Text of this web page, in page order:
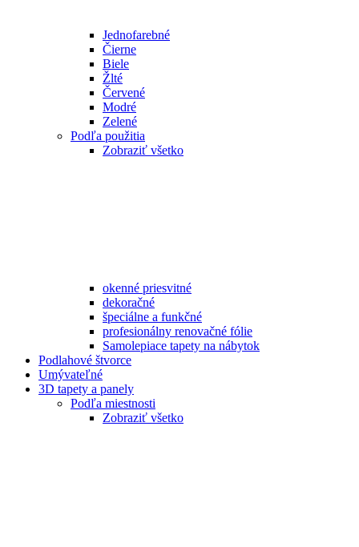
Jednofarebné
Čierne
Biele
Žlté
Červené
Modré
Zelené
Podľa použitia
Zobraziť všetko
okenné priesvitné
dekoračné
špeciálne a funkčné
profesionálny renovačné fólie
Samolepiace tapety na nábytok
Podlahové štvorce
Umývateľné
3D tapety a panely
Podľa miestnosti
Zobraziť všetko